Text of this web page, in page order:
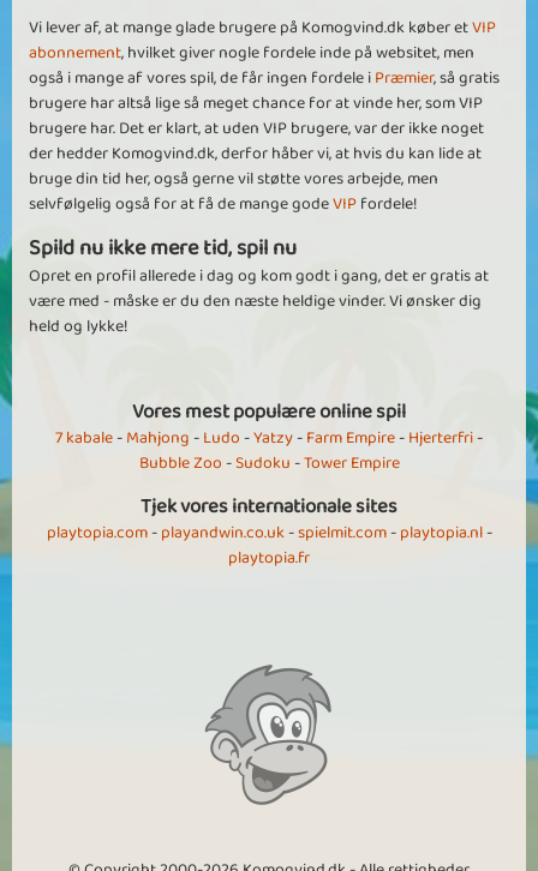
Vi lever af, at mange glade brugere på Komogvind.dk køber etVIP
abonnement, hvilket giver nogle fordele inde på websitet, men
også i mange af vores spil, de får ingen fordele iPræmier, så gratis
brugere har altså lige så meget chance for at vinde her, som VIP
brugere har. Det er klart, at uden VIP brugere, var der ikke noget
der hedder Komogvind.dk, derfor håber vi, at hvis du kan lide at
bruge din tid her, også gerne vil støtte vores arbejde, men
selvfølgelig også for at få de mange godeVIPfordele!
Spild nu ikke mere tid, spil nu
Opret en profil allerede i dag og kom godt i gang, det er gratis at
være med - måske er du den næste heldige vinder. Vi ønsker dig
held og lykke!
Vores mest populære online spil
7 kabale-Mahjong-Ludo-Yatzy-Farm Empire-Hjerterfri-
Bubble Zoo-Sudoku-Tower Empire
Tjek vores internationale sites
playtopia.com-playandwin.co.uk-spielmit.com-playtopia.nl-
playtopia.fr